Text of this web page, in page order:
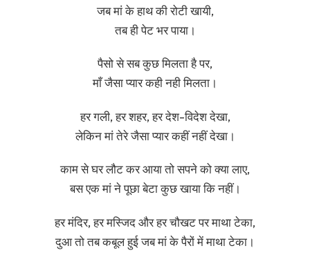
जब मां के हाथ की रोटी खायी,
तब ही पेट भर पाया।
पैसो से सब कुछ मिलता है पर,
माँ जैसा प्यार कही नही मिलता।
हर गली, हर शहर, हर देश-विदेश देखा,
लेकिन मां तेरे जैसा प्यार कहीं नहीं देखा।
काम से घर लौट कर आया तो सपने को क्या लाए,
बस एक मां ने पूछा बेटा कुछ खाया कि नहीं।
हर मंदिर, हर मस्जिद और हर चौखट पर माथा टेका,
दुआ तो तब कबूल हुई जब मां के पैरों में माथा टेका।